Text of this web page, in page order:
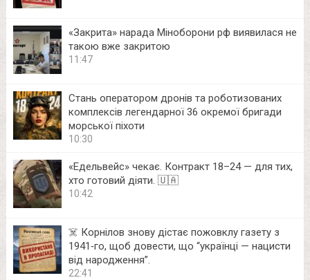
«Закрита» нарада Міноборони рф виявилася не
такою вже закритою
11:47
Стань оператором дронів та роботизованих
комплексів легендарної 36 окремої бригади
морської піхоти
10:30
«Едельвейс» чекає. Контракт 18–24 — для тих,
хто готовий діяти. 🇺🇦
10:42
☠️ Корнілов знову дістає пожовклу газету з
1941‑го, щоб довести, що “українці — нацисти
від народження”.
22:41